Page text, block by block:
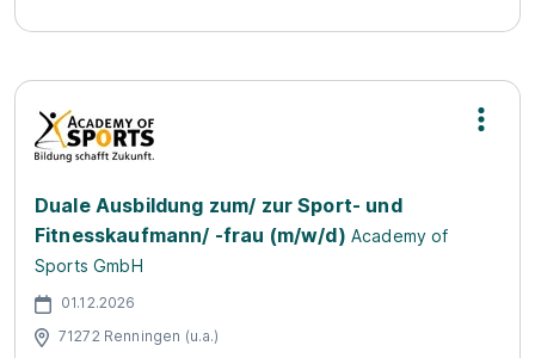
Duale Ausbildung zum/ zur Sport- und
Fitnesskaufmann/ -frau (m/w/d) Academy of
Sports GmbH
01.12.2026
71272 Renningen (u.a.)